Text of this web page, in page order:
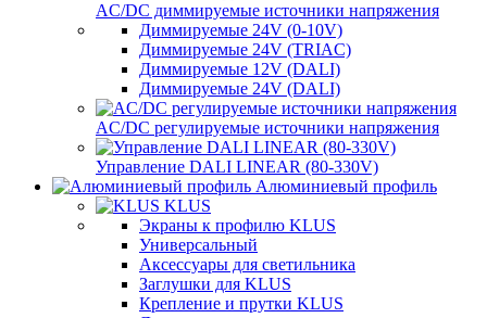
AC/DC диммируемые источники напряжения
Диммируемые 24V (0-10V)
Диммируемые 24V (TRIAC)
Диммируемые 12V (DALI)
Диммируемые 24V (DALI)
AC/DC регулируемые источники напряжения
Управление DALI LINEAR (80-330V)
Алюминиевый профиль
KLUS
Экраны к профилю KLUS
Универсальный
Аксессуары для светильника
Заглушки для KLUS
Крепление и прутки KLUS